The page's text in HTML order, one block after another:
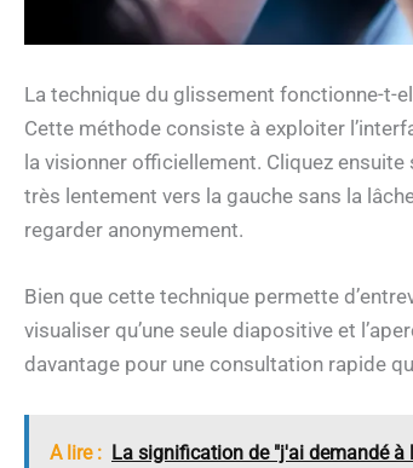
La technique du glissement fonctionne-t-
Cette méthode consiste à exploiter
la visionner officiellement. Cliquez
très lentement vers la gauche sans la
regarder anonymement.
Bien que cette technique permette
visualiser qu’une seule diapositive et
davantage pour une consultation rapide
A lire : La signification de "j'ai demandé à